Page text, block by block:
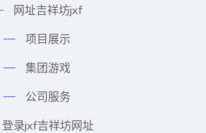
网址吉祥坊jxf
项目展示
集团游戏
公司服务
登录jxf吉祥坊网址